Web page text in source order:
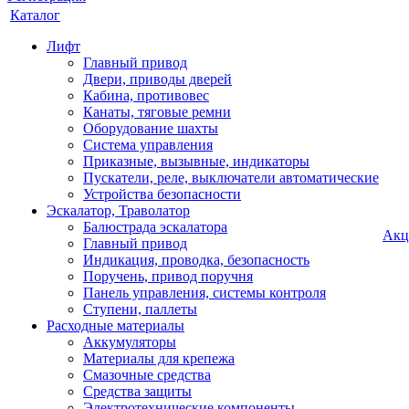
Каталог
Лифт
Главный привод
Двери, приводы дверей
Кабина, противовес
Канаты, тяговые ремни
Оборудование шахты
Система управления
Приказные, вызывные, индикаторы
Пускатели, реле, выключатели автоматические
Устройства безопасности
Эскалатор, Траволатор
Балюстрада эскалатора
Главный привод
Индикация, проводка, безопасность
Поручень, привод поручня
Панель управления, системы контроля
Ступени, паллеты
Расходные материалы
Аккумуляторы
Материалы для крепежа
Смазочные средства
Средства защиты